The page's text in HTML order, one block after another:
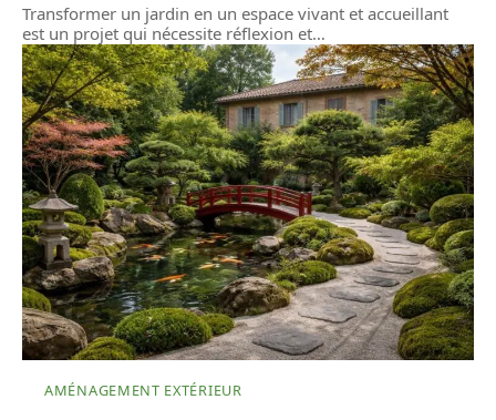
Transformer un jardin en un espace vivant et accueillant
est un projet qui nécessite réflexion et…
AMÉNAGEMENT EXTÉRIEUR